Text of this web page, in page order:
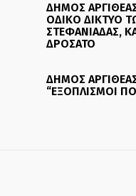
ΔΗΜΟΣ
ΟΔΙΚΟ ΔΙΚΤΥΟ
ΣΤΕΦΑΝΙΑΔΑΣ,
ΔΡΟΣΑΤΟ
ΔΗΜΟΣ
“ΕΞΟΠΛΙΣΜΟΙ